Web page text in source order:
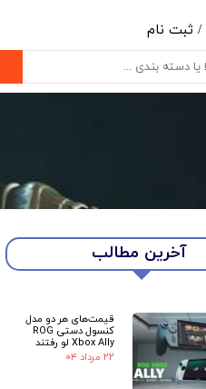
/ ثبت نام
گذر واژه
آخرین مطالب
قیمت‌های هر دو مدل
کنسول دستی ROG
Xbox Ally لو رفتند
۲۲ مرداد ۰۴